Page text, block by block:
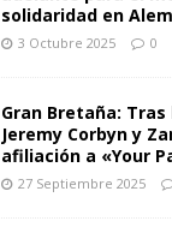
solidaridad en
3 Octubre 2025 0
Gran Bretaña:
Jeremy Corbyn y
afiliación a «Your
27 Septiembre 2025